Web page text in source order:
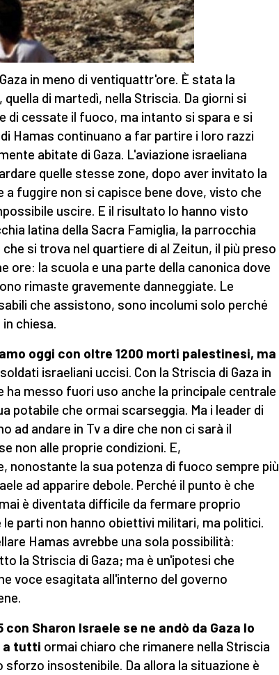
in meno di ventiquattr'ore. È stata la
quella di martedì, nella Striscia. Da giorni si
di cessate il fuoco, ma intanto si spara e si
Hamas continuano a far partire i loro razzi
abitate di Gaza. L'aviazione israeliana
quelle stesse zone, dopo aver invitato la
a fuggire non si capisce bene dove, visto che
uscire. E il risultato lo hanno visto
latina della Sacra Famiglia, la parrocchia
si trova nel quartiere di al Zeitun, il più preso
ore: la scuola e una parte della canonica dove
rimaste gravemente danneggiate. Le
che assistono, sono incolumi solo perché
chiesa.
oggi con oltre 1200 morti palestinesi, ma
soldati israeliani uccisi. Con la Striscia di Gaza in
ha messo fuori uso anche la principale centrale
potabile che ormai scarseggia. Ma i leader di
ad andare in Tv a dire che non ci sarà il
non alle proprie condizioni. E,
nonostante la sua potenza di fuoco sempre più
ad apparire debole. Perché il punto è che
è diventata difficile da fermare proprio
parti non hanno obiettivi militari, ma politici.
Hamas avrebbe una sola possibilità:
la Striscia di Gaza; ma è un'ipotesi che
voce esagitata all'interno del governo
con Sharon Israele se ne andò da Gaza lo
a tutti ormai chiaro che rimanere nella Striscia
sforzo insostenibile. Da allora la situazione è